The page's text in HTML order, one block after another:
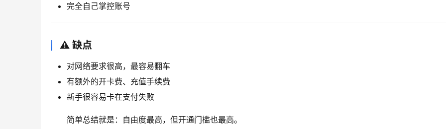
完全自己掌控账号
⚠️ 缺点
对网络要求很高，最容易翻车
有额外的开卡费、充值手续费
新手很容易卡在支付失败
简单总结就是：自由度最高，但开通门槛也最高。